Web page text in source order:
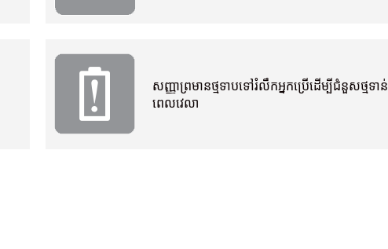
សញ្ញាព្រមានថ្មទាបទៅរំលឹកអ្នកប្រើដើម្បីជំនួសថ្មទាន់
ពេលវេលា